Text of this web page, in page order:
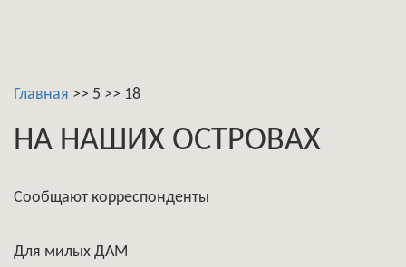
Главная >> 5 >> 18
НА НАШИХ ОСТРОВАХ
Сообщают корреспонденты
Для милых ДАМ